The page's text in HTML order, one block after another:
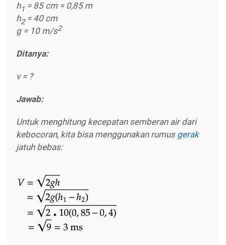
h1 = 85 cm = 0,85 m
h2= 40 cm
g= 10 m/s2
Ditanya:
v= ?
Jawab:
Untuk menghitung kecepatan semberan air dari
kebocoran, kita bisa menggunakan rumus gerak
jatuh bebas: